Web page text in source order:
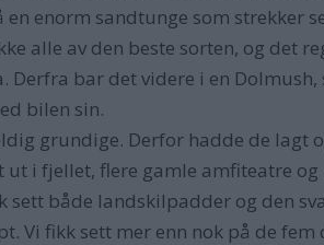
enorm sandtunge som
alle av den beste sorten, og det
bar det videre i en
bilen sin.
grundige. Derfor hadde de
ut i fjellet, flere gamle amfiteatre
sett både landskilpadder og den
Vi fikk sett mer enn nok på de